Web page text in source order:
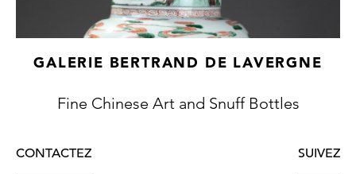
GALERIE BERTRAND DE LAVERGNE
Fine Chinese Art and Snuff Bottles
CONTACTEZ SUIVEZ